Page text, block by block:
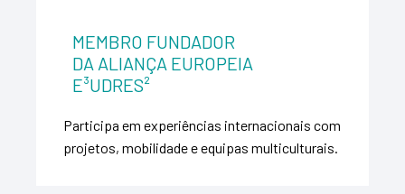
MEMBRO FUNDADOR
DA ALIANÇA EUROPEIA
E³UDRES²
Participa em experiências internacionais com
projetos, mobilidade e equipas multiculturais.